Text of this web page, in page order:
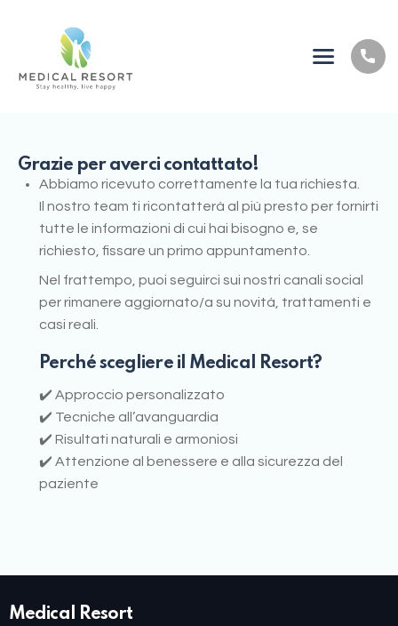
Grazie per averci contattato!
Abbiamo ricevuto correttamente la tua richiesta.
Il nostro team ti ricontatterà al più presto per fornirti
tutte le informazioni di cui hai bisogno e, se
richiesto, fissare un primo appuntamento.
Nel frattempo, puoi seguirci sui nostri canali social
per rimanere aggiornato/a su novità, trattamenti e
casi reali.
Perché scegliere il Medical Resort?
✔️ Approccio personalizzato
✔️ Tecniche all’avanguardia
✔️ Risultati naturali e armoniosi
✔️ Attenzione al benessere e alla sicurezza del
paziente
Medical Resort